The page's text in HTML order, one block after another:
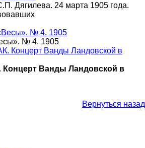
Дягилева. 24 марта 1905 года.
№ 4. 1905
Концерт Ванды Ландовской в
Вернуться назад